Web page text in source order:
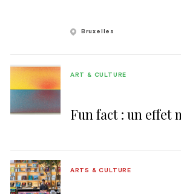
Bruxelles
Fun fact : un effet
ART & CULTURE
ARTS & CULTURE